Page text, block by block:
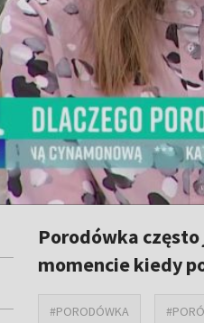
Porodówka
momencie kiedy
#PORODÓWKA